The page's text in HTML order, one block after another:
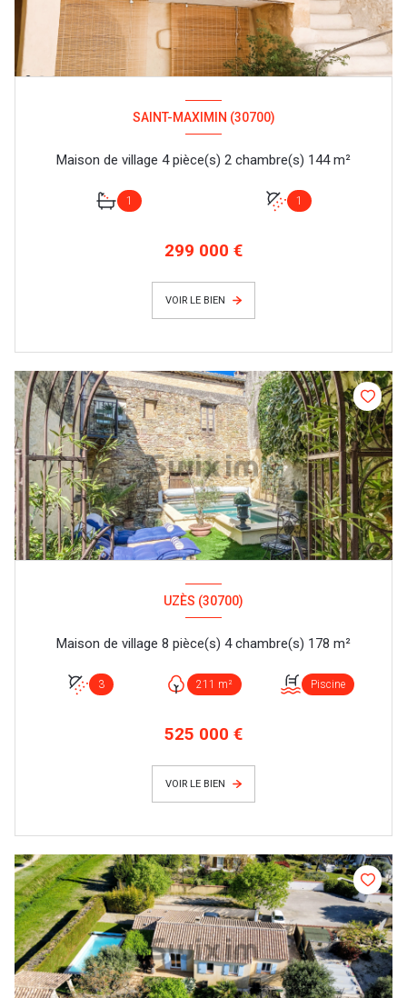
SAINT-MAXIMIN (30700)
Maison de village 4 pièce(s) 2 chambre(s) 144 m²
1 1
299 000 €
VOIR LE BIEN
UZÈS (30700)
Maison de village 8 pièce(s) 4 chambre(s) 178 m²
3 211 m² Piscine
525 000 €
VOIR LE BIEN